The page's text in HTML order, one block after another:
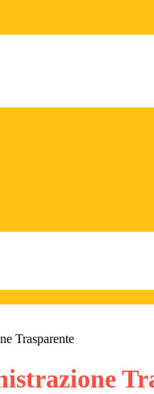
Trasparente